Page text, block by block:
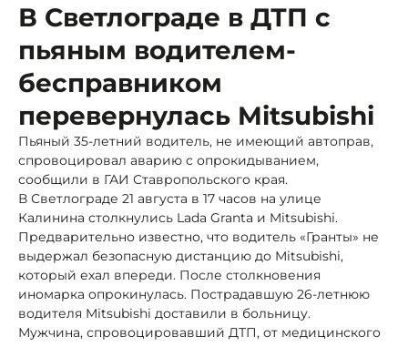
В Светлограде в ДТП с
пьяным водителем-
бесправником
перевернулась Mitsubishi
Пьяный 35-летний водитель, не имеющий автоправ,
спровоцировал аварию с опрокидыванием,
сообщили в ГАИ Ставропольского края.
В Светлограде 21 августа в 17 часов на улице
Калинина столкнулись Lada Granta и Mitsubishi.
Предварительно известно, что водитель «Гранты» не
выдержал безопасную дистанцию до Mitsubishi,
который ехал впереди. После столкновения
иномарка опрокинулась. Пострадавшую 26-летнюю
водителя Mitsubishi доставили в больницу.
Мужчина, спровоцировавший ДТП, от медицинского